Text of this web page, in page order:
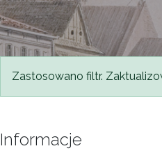
Komunikat
Zastosowano filtr.
Informacje